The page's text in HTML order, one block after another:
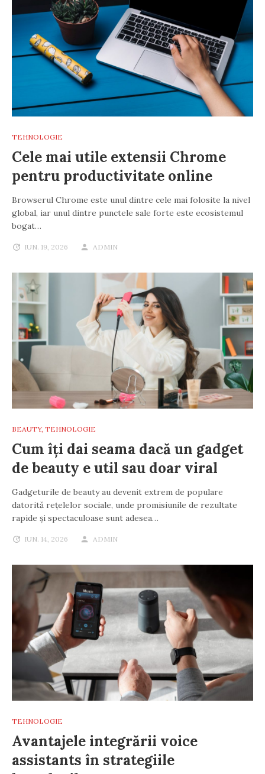
TEHNOLOGIE
Cele mai utile extensii Chrome
pentru productivitate online
Browserul Chrome este unul dintre cele mai folosite la nivel
global, iar unul dintre punctele sale forte este ecosistemul
bogat…
IUN. 19, 2026 ADMIN
BEAUTY, TEHNOLOGIE
Cum îți dai seama dacă un gadget
de beauty e util sau doar viral
Gadgeturile de beauty au devenit extrem de populare
datorită rețelelor sociale, unde promisiunile de rezultate
rapide și spectaculoase sunt adesea…
IUN. 14, 2026 ADMIN
TEHNOLOGIE
Avantajele integrării voice
assistants în strategiile